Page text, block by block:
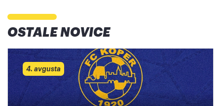
OSTALE NOVICE
4. avgusta